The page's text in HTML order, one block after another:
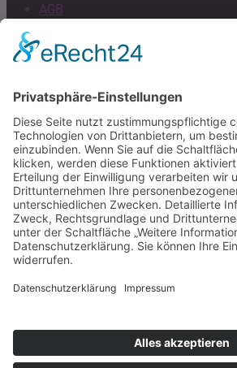
AGB
Datenschutz
Cookie-Einstellungen
Scroll
to
top